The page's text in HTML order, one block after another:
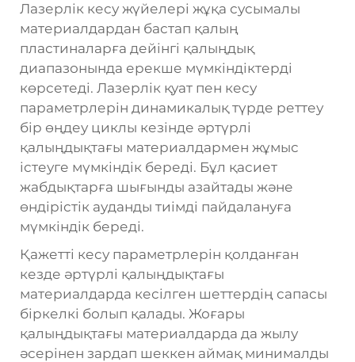
Лазерлік кесу жүйелері жұқа сусымалы
материалдардан бастап қалың
пластиналарға дейінгі қалыңдық
диапазонында ерекше мүмкіндіктерді
көрсетеді. Лазерлік қуат пен кесу
параметрлерін динамикалық түрде реттеу
бір өңдеу циклы кезінде әртүрлі
қалыңдықтағы материалдармен жұмыс
істеуге мүмкіндік береді. Бұл қасиет
жабдықтарға шығынды азайтады және
өндірістік ауданды тиімді пайдалануға
мүмкіндік береді.
Қажетті кесу параметрлерін қолданған
кезде әртүрлі қалыңдықтағы
материалдарда кесілген шеттердің сапасы
біркелкі болып қалады. Жоғары
қалыңдықтағы материалдарда да жылу
әсерінен зардап шеккен аймақ минималды